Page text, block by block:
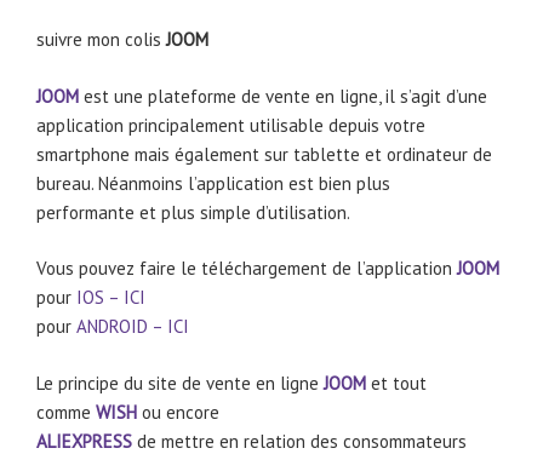
suivre mon colisJOOM
JOOM est une plateforme de vente en ligne, il s’agit d’une
application principalement utilisable depuis votre
smartphone mais également sur tablette et ordinateur de
bureau. Néanmoins l’application est bien plus
performante et plus simple d’utilisation.
Vous pouvez faire le téléchargement de l’applicationJOOM
pour IOS – ICI
pour ANDROID – ICI
Le principe du site de vente en ligneJOOM et tout
comme WISH ou encore
ALIEXPRESS de mettre en relation des consommateurs